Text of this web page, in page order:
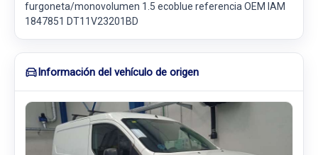
furgoneta/monovolumen 1.5 ecoblue referencia OEM IAM
1847851 DT11V23201BD
Información del vehículo de origen